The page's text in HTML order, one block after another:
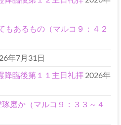
もあるもの（マルコ９：４２
年7月31日
降臨後第１１主日礼拝 2026年
磨か（マルコ９：３３～４